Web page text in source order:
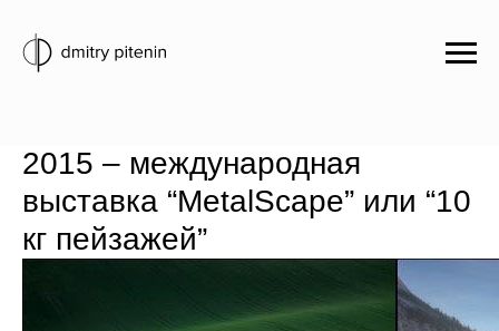
2015 – международная
выставка “MetalScape” или “10
кг пейзажей”